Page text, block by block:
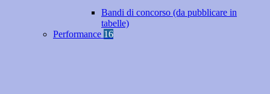
Bandi di concorso (da pubblicare in
tabelle)
Performance 16